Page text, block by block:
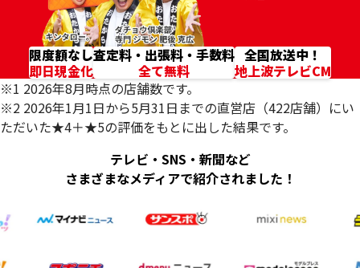
限度額なし
即日現金化
査定料・出張料・手数料
全て無料
全国放送中！
地上波テレビCM
※1 2026年8月時点の店舗数です。
※2 2026年1月1日から5月31日までの直営店（422店舗）にい
ただいた★4＋★5の評価をもとに出した結果です。
テレビ・SNS・新聞など
さまざまなメディアで紹介されました！